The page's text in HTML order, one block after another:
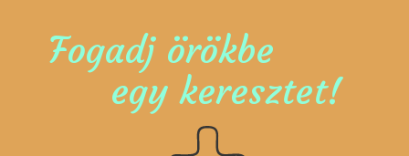
Fogadj örökbe
egy keresztet!